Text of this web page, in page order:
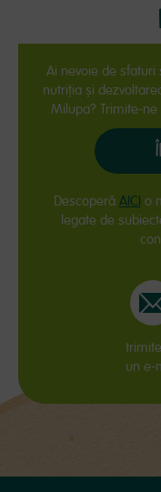
Ai nevoie de
nutriţia și
Milupa? Trimite-
Descoperă AICI o
legate de
un e-